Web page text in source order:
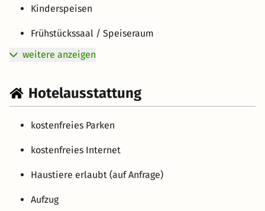
Kinderspeisen
Frühstückssaal / Speiseraum
weitere anzeigen
Hotelausstattung
kostenfreies Parken
kostenfreies Internet
Haustiere erlaubt (auf Anfrage)
Aufzug